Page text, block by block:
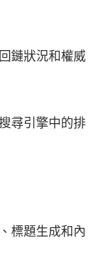
鏈狀況和權威
尋引擎中的排
標題生成和內